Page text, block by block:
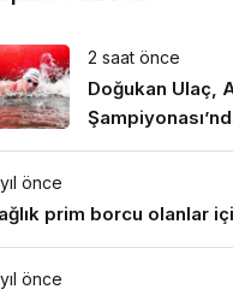
Gündüz
2 saat önce
Doğukan Ulaç,
Takımı ile
önce
prim borcu olanlar
önce